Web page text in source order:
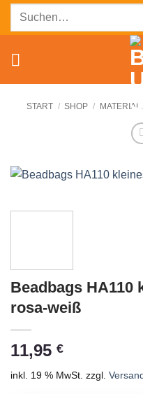
ZumSuchen
START / SHOP /
Beadbags HA110
rosa-weiß
11,95 €
inkl. 19 % MwSt. zzgl.